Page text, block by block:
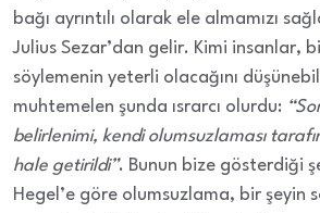
bağı ayrıntılı olarak ele almamızı
Julius Sezar’dan gelir. Kimi insanlar,
söylemenin yeterli olacağını
muhtemelen şunda ısrarcı olurdu:
belirlenimi, kendi olumsuzlaması
hale getirildi”. Bunun bize gösterdiği
Hegel’e göre olumsuzlama, bir şeyin